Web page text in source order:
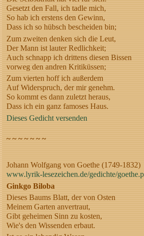
Gesetzt den Fall, ich tadle mich,
So hab ich erstens den Gewinn,
Dass ich so hübsch bescheiden bin;
Zum zweiten denken sich die Leut,
Der Mann ist lauter Redlichkeit;
Auch schnapp ich drittens diesen Bissen
vorweg den andren Kritiküssen;
Zum vierten hoff ich außerdem
Auf Widerspruch, der mir genehm.
So kommt es dann zuletzt heraus,
Dass ich ein ganz famoses Haus.
Dieses Gedicht versenden
~ ~ ~ ~ ~ ~ ~
Johann Wolfgang von Goethe (1749-1832)
www.lyrik-lesezeichen.de/gedichte/
Ginkgo Biloba
Dieses Baums Blatt, der von Osten
Meinem Garten anvertraut,
Gibt geheimen Sinn zu kosten,
Wie's den Wissenden erbaut.